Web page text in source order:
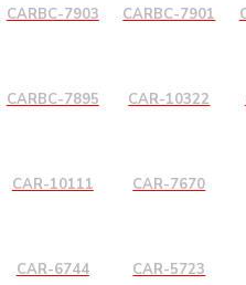
CARBC-7903 CARBC-7901
CARBC-7895 CAR-10322
CAR-10111 CAR-7670
CAR-6744 CAR-5723